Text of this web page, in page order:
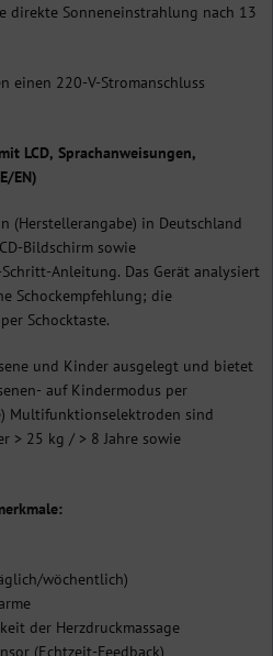
direkte Sonneneinstrahlung nach 13
einen 220-V-Stromanschluss
LCD, Sprachanweisungen,
EN)
(Herstellerangabe) in Deutschland
Bildschirm sowie
Anleitung. Das Gerät analysiert
Schockempfehlung; die
Schocktaste.
und Kinder ausgelegt und bietet
auf Kindermodus per
Multifunktionselektroden sind
> 25 kg / > 8 Jahre sowie
wöchentlich)
der Herzdruckmassage
(Echtzeit-Feedback)